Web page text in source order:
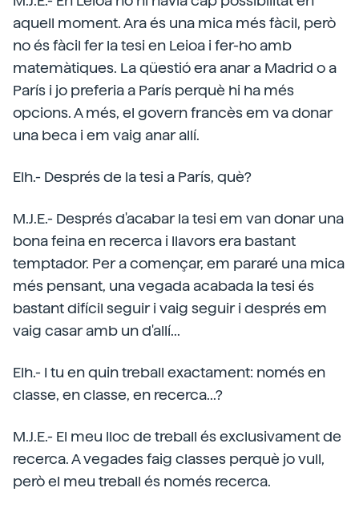
aquell moment. Ara és una mica més fàcil, però
no és fàcil fer la tesi en Leioa i fer-ho amb
matemàtiques. La qüestió era anar a Madrid o a
París i jo preferia a París perquè hi ha més
opcions. A més, el govern francès em va donar
una beca i em vaig anar allí.
Elh.- Després de la tesi a París, què?
M.J.E.- Després d'acabar la tesi em van donar una
bona feina en recerca i llavors era bastant
temptador. Per a començar, em pararé una mica
més pensant, una vegada acabada la tesi és
bastant difícil seguir i vaig seguir i després em
vaig casar amb un d'allí...
Elh.- I tu en quin treball exactament: només en
classe, en classe, en recerca...?
M.J.E.- El meu lloc de treball és exclusivament de
recerca. A vegades faig classes perquè jo vull,
però el meu treball és només recerca.